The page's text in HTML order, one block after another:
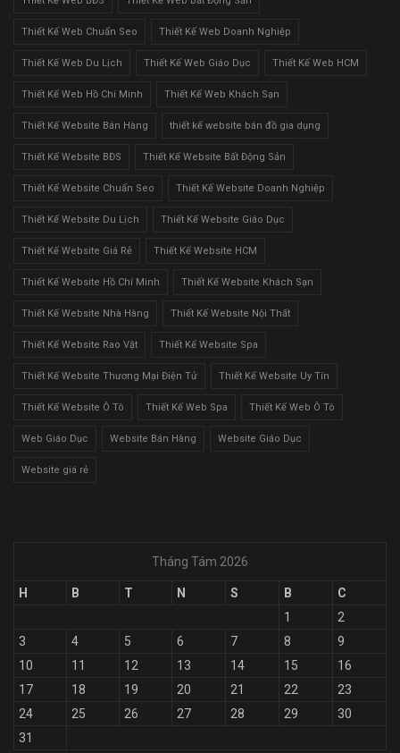
Thiết Kế Web Chuẩn Seo Thiết Kế Web Doanh Nghiệp
Thiết Kế Web Du Lịch Thiết Kế Web Giáo Dục Thiết Kế Web HCM
Thiết Kế Web Hồ Chí Minh Thiết Kế Web Khách Sạn
Thiết Kế Website Bán Hàng thiết kế website bán đồ gia dụng
Thiết Kế Website BĐS Thiết Kế Website Bất Động Sản
Thiết Kế Website Chuẩn Seo Thiết Kế Website Doanh Nghiệp
Thiết Kế Website Du Lịch Thiết Kế Website Giáo Dục
Thiết Kế Website Giá Rẻ Thiết Kế Website HCM
Thiết Kế Website Hồ Chí Minh Thiết Kế Website Khách Sạn
Thiết Kế Website Nhà Hàng Thiết Kế Website Nội Thất
Thiết Kế Website Rao Vặt Thiết Kế Website Spa
Thiết Kế Website Thương Mại Điện Tử Thiết Kế Website Uy Tín
Thiết Kế Website Ô Tô Thiết Kế Web Spa Thiết Kế Web Ô Tô
Web Giáo Dục Website Bán Hàng Website Giáo Dục
Website giá rẻ
Tháng Tám 2026
H B T N S B
C
1
2
3
4 5 6 7 8
9
10
11 12 13 14 15
16
17
18 19 20 21 22
23
24
25 26 27 28 29
30
31